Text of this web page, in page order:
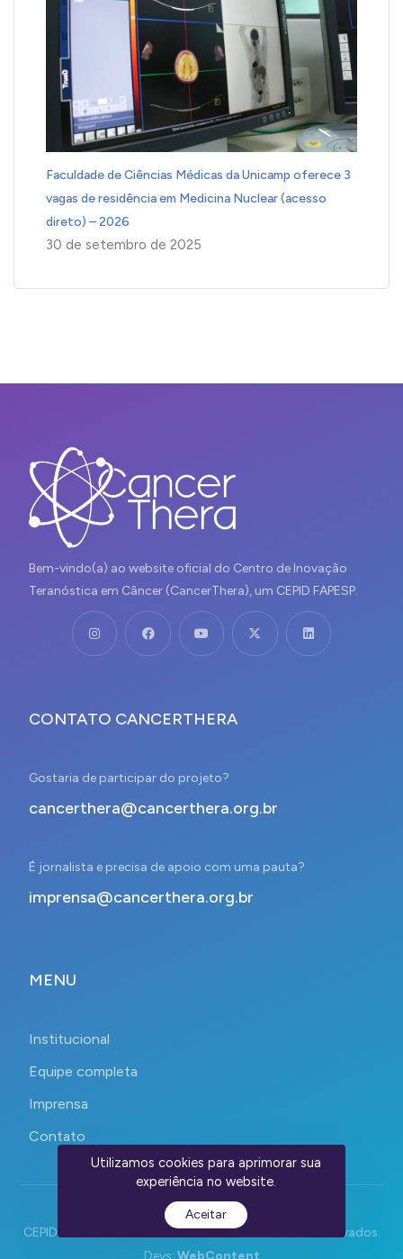
Faculdade de Ciências Médicas da Unicamp oferece 3
vagas de residência em Medicina Nuclear (acesso
direto) – 2026
30 de setembro de 2025
Bem-vindo(a) ao website oficial do Centro de Inovação
Teranóstica em Câncer (CancerThera), um CEPID FAPESP.
CONTATO CANCERTHERA
Gostaria de participar do projeto?
cancerthera@cancerthera.org.br
É jornalista e precisa de apoio com uma pauta?
imprensa@cancerthera.org.br
MENU
Institucional
Equipe completa
Imprensa
Contato
CEPID CancerThera 2023-2026. Todos os direitos reservados.
Devs: WebContent
Utilizamos cookies para aprimorar sua
experiência no website.
Aceitar